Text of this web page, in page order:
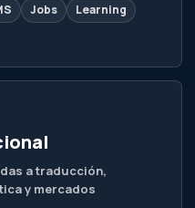
Jobs
Learning
a traducción,
y mercados